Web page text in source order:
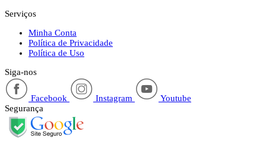
Serviços
Minha Conta
Política de Privacidade
Política de Uso
Siga-nos
Facebook Instagram
Youtube
Segurança